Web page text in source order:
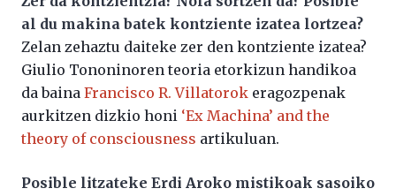
al du makina batek kontziente izatea lortzea?
Zelan zehaztu daiteke zer den kontziente izatea?
Giulio Tononinoren teoria etorkizun handikoa
da baina Francisco R. Villatorok eragozpenak
aurkitzen dizkio honi ‘Ex Machina’ and the
theory of consciousness artikuluan.
Posible litzateke Erdi Aroko mistikoak sasoiko